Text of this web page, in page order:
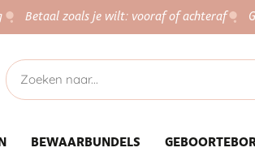
Betaal zoals je wilt: vooraf of achteraf
BEWAARBUNDELS